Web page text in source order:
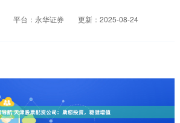
平台：永华证券
更新：2025-08-24